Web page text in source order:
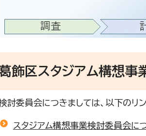
飾区スタジアム構想事
討委員会につきましては、以下のリ
スタジアム構想事業検討委員会に